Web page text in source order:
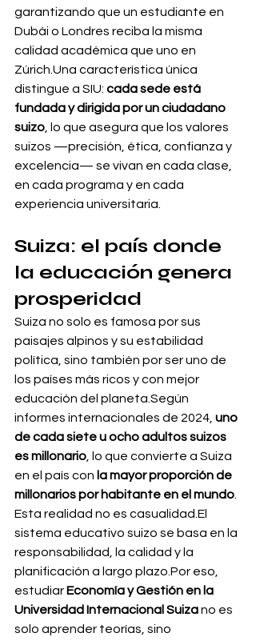
garantizando que un estudiante en
Dubái o Londres reciba la misma
calidad académica que uno en
Zúrich.Una característica única
distingue a SIU: cada sede está
fundada y dirigida por un ciudadano
suizo , lo que asegura que los valores
suizos —precisión, ética, confianza y
excelencia— se vivan en cada clase,
en cada programa y en cada
experiencia universitaria.
Suiza: el país donde
la educación genera
prosperidad
Suiza no solo es famosa por sus
paisajes alpinos y su estabilidad
política, sino también por ser uno de
los países más ricos y con mejor
educación del planeta.Según
informes internacionales de 2024, uno
de cada siete u ocho adultos suizos
es millonario , lo que convierte a Suiza
en el país con la mayor proporción de
millonarios por habitante en el mundo
Esta realidad no es casualidad.El
sistema educativo suizo se basa en la
responsabilidad, la calidad y la
planificación a largo plazo.Por eso,
estudiar Economía y Gestión en la
Universidad Internacional Suiza no es
solo aprender teorías, sino